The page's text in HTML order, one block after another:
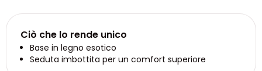
Ciò che lo rende unico
Base in legno esotico
Seduta imbottita per un comfort superiore